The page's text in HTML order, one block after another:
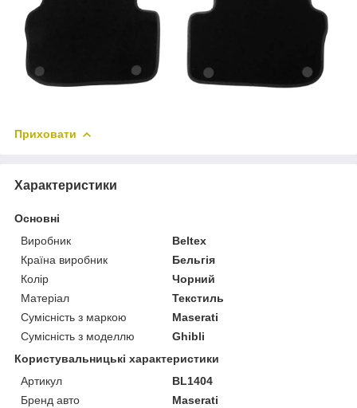
Приховати
Характеристики
Основні
Виробник
Beltex
Країна виробник
Бельгія
Колір
Чорний
Матеріал
Текстиль
Сумісність з маркою
Maserati
Сумісність з моделлю
Ghibli
Користувальницькі характеристики
Артикул
BL1404
Бренд авто
Maserati